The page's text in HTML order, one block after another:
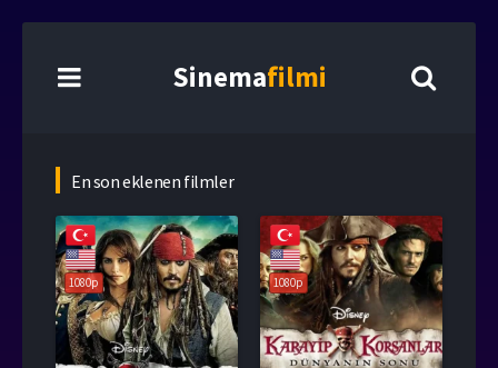
Sinemafilmi
En son eklenen filmler
1080p 1080p